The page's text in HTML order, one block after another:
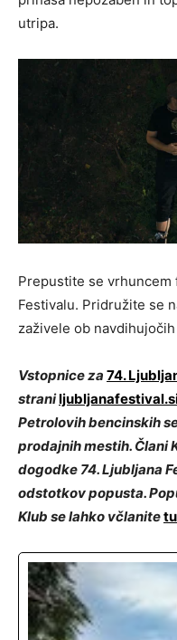
utripa.
Prepustite se vrhuncem
Festivalu. Pridružite se
zaživele ob
Vstopnice za 74.
strani
Petrolovih bencinskih
prodajnih mestih. Člani
dogodke 74. Ljubljana
odstotkov popusta.
Klub se lahko včlanite